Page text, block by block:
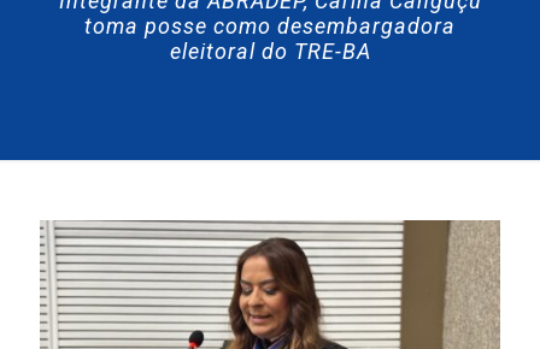
toma posse como desembargadora
eleitoral do TRE-BA